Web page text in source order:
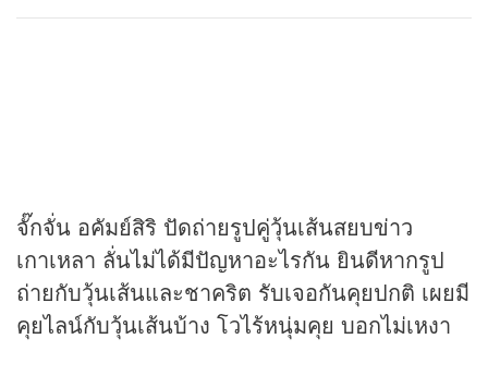
จั๊กจั่น อคัมย์สิริ ปัดถ่ายรูปคู่วุ้นเส้นสยบข่าว
เกาเหลา ลั่นไม่ได้มีปัญหาอะไรกัน ยินดีหากรูป
ถ่ายกับวุ้นเส้นและชาคริต รับเจอกันคุยปกติ เผยมี
คุยไลน์กับวุ้นเส้นบ้าง โวไร้หนุ่มคุย บอกไม่เหงา